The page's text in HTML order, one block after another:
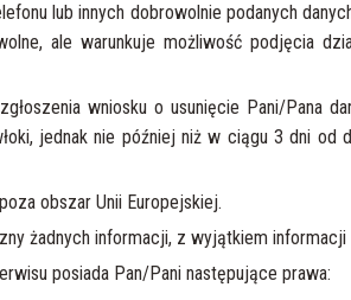
lub innych dobrowolnie podanych
ale warunkuje możliwość podjęcia
wniosku o usunięcie Pani/Pana
jednak nie później niż w ciągu 3 dni od
obszar Unii Europejskiej.
żadnych informacji, z wyjątkiem
posiada Pan/Pani następujące prawa: